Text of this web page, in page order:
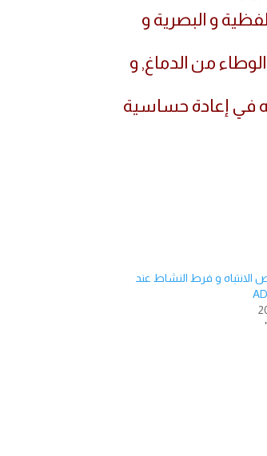
و البصرية و
من الدماغ, و
في إعادة حساسية
و فرط النشاط عند